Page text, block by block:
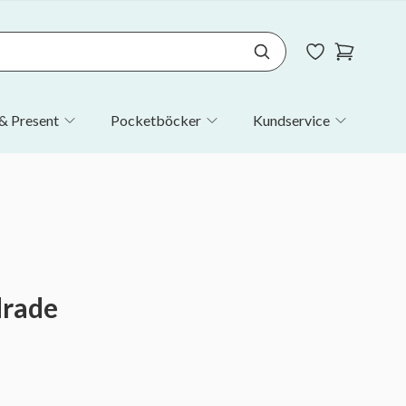
Present Pocketböcker Kundservice